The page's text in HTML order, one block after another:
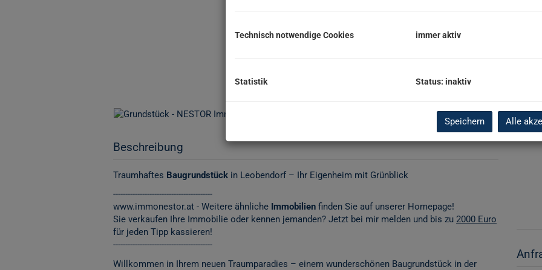
Beschreibung
Traumhaftes Baugrundstück in Leobendorf – Ihr Eigenheim mit Grünblick
-----------------------------------------
www.immonestor.at - Weitere ähnliche Immobilien finden Sie auf unserer Homepage!
Sie verkaufen Ihre Immobilie oder kennen jemanden? Jetzt bei mir melden und bis zu 2000 Euro
für jeden Tipp kassieren!
-----------------------------------------
Willkommen in Ihrem neuen Traumparadies – einem wunderschönen Baugrundstück in der
Technisch notwendige Cookies immer aktiv
Statistik Status: inaktiv
Speichern Alle